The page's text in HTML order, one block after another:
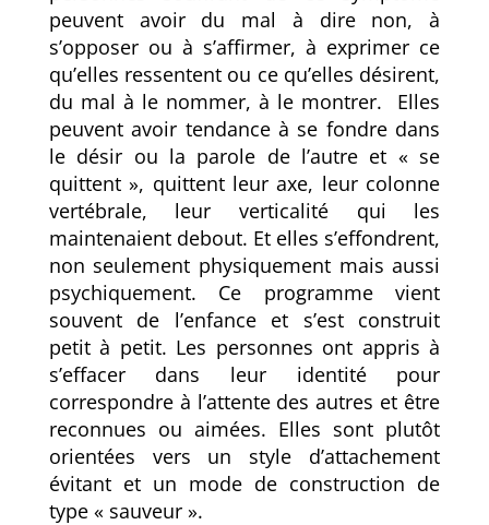
peuvent avoir du mal à dire non, à
s’opposer ou à s’affirmer, à exprimer ce
qu’elles ressentent ou ce qu’elles désirent,
du mal à le nommer, à le montrer. Elles
peuvent avoir tendance à se fondre dans
le désir ou la parole de l’autre et « se
quittent », quittent leur axe, leur colonne
vertébrale, leur verticalité qui les
maintenaient debout. Et elles s’effondrent,
non seulement physiquement mais aussi
psychiquement. Ce programme vient
souvent de l’enfance et s’est construit
petit à petit. Les personnes ont appris à
s’effacer dans leur identité pour
correspondre à l’attente des autres et être
reconnues ou aimées. Elles sont plutôt
orientées vers un style d’attachement
évitant et un mode de construction de
type « sauveur ».